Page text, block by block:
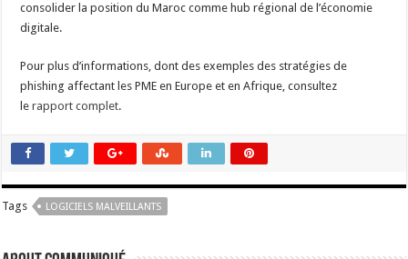
consolider la position du Maroc comme hub régional de l’économie
digitale.
Pour plus d’informations, dont des exemples des stratégies de
phishing affectant les PME en Europe et en Afrique, consultez
lerapport complet.
Tags LOGICIELS MALVEILLANTS